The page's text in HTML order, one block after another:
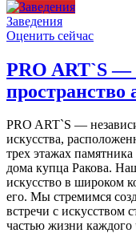
Заведения
Оценить сейчас
PRO ART`S —
пространство
PRO ART`S —
искусства,
трех этажах
дома купца Ракова.
искусство в широком
его. Мы стремимся
встречи с искусством
частью жизни